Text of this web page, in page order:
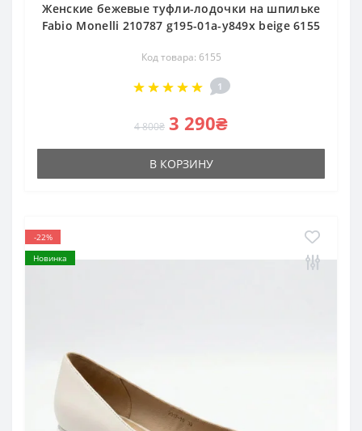
Женские бежевые туфли-лодочки на шпильке
Fabio Monelli 210787 g195-01a-y849x beige 6155
Код товара: 6155
1
4 800₴ 3 290₴
В КОРЗИНУ
-22%
Новинка